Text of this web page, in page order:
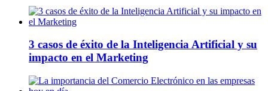
3 casos de éxito de la Inteligencia Artificial y su
impacto en el Marketing